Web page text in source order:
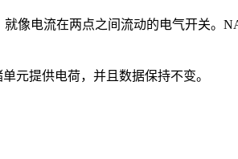
像电流在两点之间流动的电气开关。
元提供电荷，并且数据保持不变。